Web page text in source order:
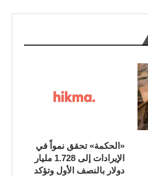
«الحكمة» تحقق نمواً في
الإيرادات إلى 1.728 مليار
دولار بالنصف الأول وتؤكد